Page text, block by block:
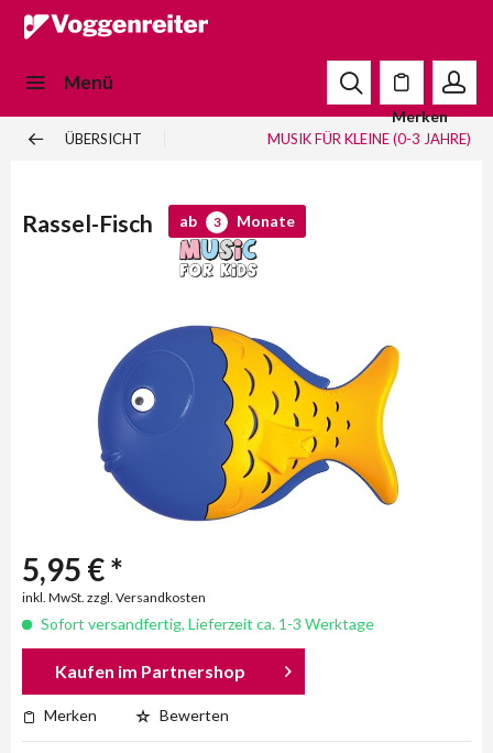
Menü
Merken
ÜBERSICHT MUSIK FÜR KLEINE (0-3 JAHRE)
Rassel-Fisch ab 3 Monate
5,95 € *
inkl. MwSt. zzgl. Versandkosten
Sofort versandfertig, Lieferzeit ca. 1-3 Werktage
Kaufen im Partnershop
Merken Bewerten